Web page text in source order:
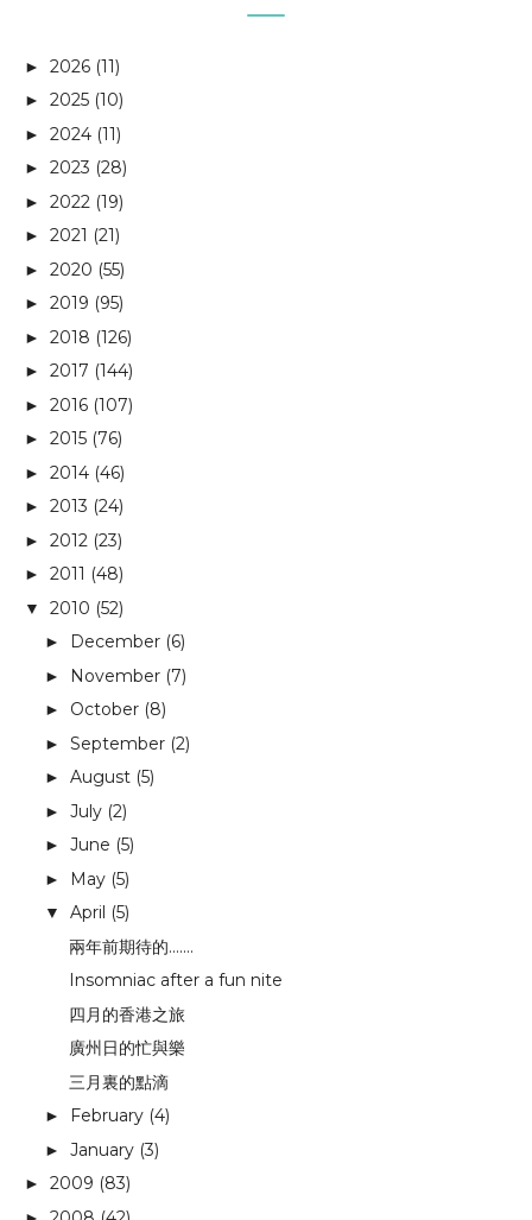
► 2026 (11)
► 2025 (10)
► 2024 (11)
► 2023 (28)
► 2022 (19)
► 2021 (21)
► 2020 (55)
► 2019 (95)
► 2018 (126)
► 2017 (144)
► 2016 (107)
► 2015 (76)
► 2014 (46)
► 2013 (24)
► 2012 (23)
► 2011 (48)
▼ 2010 (52)
► December (6)
► November (7)
► October (8)
► September (2)
► August (5)
► July (2)
► June (5)
► May (5)
▼ April (5)
兩年前期待的.......
Insomniac after a fun nite
四月的香港之旅
廣州日的忙與樂
三月裏的點滴
► February (4)
► January (3)
► 2009 (83)